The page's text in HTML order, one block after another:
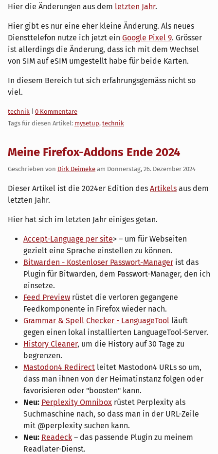
Hier die Änderungen aus dem letzten Jahr.
Hier gibt es nur eine eher kleine Änderung. Als neues
Diensttelefon nutze ich jetzt ein Google Pixel 9. Grösser
ist allerdings die Änderung, dass ich mit dem Wechsel
von SIM auf eSIM umgestellt habe für beide Karten.
In diesem Bereich tut sich erfahrungsgemäss nicht so
viel.
Kategorien:
technik
0 Kommentare
Tags für diesen Artikel: mysetup, technik
Meine Firefox-Addons Ende 2024
Geschrieben von Dirk Deimeke am Donnerstag, 26. Dezember 2024
Dieser Artikel ist die 2024er Edition des Artikels aus dem
letzten Jahr.
Hier hat sich im letzten Jahr einiges getan.
Accept-Language per site> – um für Webseiten
gezielt eine Sprache einstellen zu können.
Bitwarden - Kostenloser Passwort-Manager ist das
Plugin für Bitwarden, dem Passwort-Manager, den ich
einsetze.
Feed Preview rüstet die verloren gegangene
Feedkomponente in Firefox wieder nach.
Grammar & Spell Checker - LanguageTool läuft
gegen einen lokal installierten LanguageTool-Server.
History Cleaner, um die History auf 30 Tage zu
begrenzen.
Mastodon4 Redirect leitet Mastodon4 URLs so um,
dass man ihnen von der Heimatinstanz folgen oder
favorisieren oder "boosten" kann.
Neu: Perplexity Omnibox rüstet Perplexity als
Suchmaschine nach, so dass man in der URL-Zeile
mit @perplexity suchen kann.
Neu: Readeck – das passende Plugin zu meinem
Readlater-Dienst.